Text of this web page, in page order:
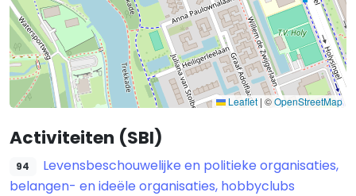
Leaflet | ©OpenStreetMap
Activiteiten (SBI)
94
Levensbeschouwelijke en politieke organisaties,
belangen- en ideële organisaties, hobbyclubs